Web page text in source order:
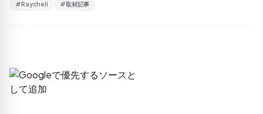
#Raychell #取材記事